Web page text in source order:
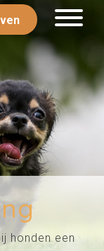
honden een